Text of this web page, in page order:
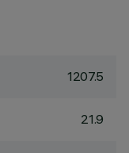
1207.5
21.9